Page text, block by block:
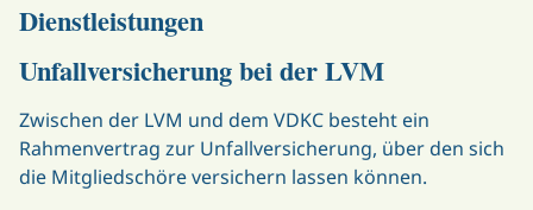
Dienstleistungen
Unfallversicherung bei der LVM
Zwischen der LVM und dem VDKC besteht ein
Rahmenvertrag zur Unfallversicherung, über den sich
die Mitgliedschöre versichern lassen können.